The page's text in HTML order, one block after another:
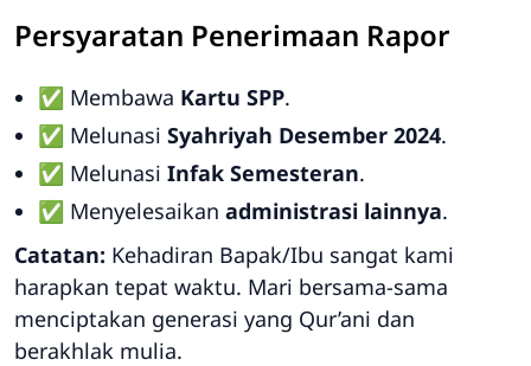
Persyaratan Penerimaan Rapor
✅ Membawa Kartu SPP.
✅ Melunasi Syahriyah Desember 2024.
✅ Melunasi Infak Semesteran.
✅ Menyelesaikan administrasi lainnya.
Catatan: Kehadiran Bapak/Ibu sangat kami
harapkan tepat waktu. Mari bersama-sama
menciptakan generasi yang Qur’ani dan
berakhlak mulia.